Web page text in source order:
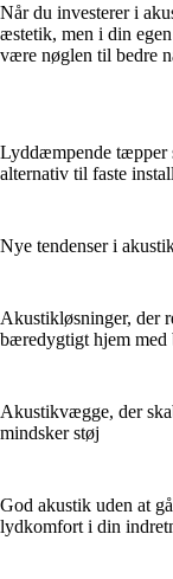
Når du investerer i
æstetik, men i din
være nøglen til bedre
Lyddæmpende tæpper
alternativ til faste
Nye tendenser i
Akustikløsninger, der
bæredygtigt hjem med
Akustikvægge, der
mindsker støj
God akustik uden at
lydkomfort i din